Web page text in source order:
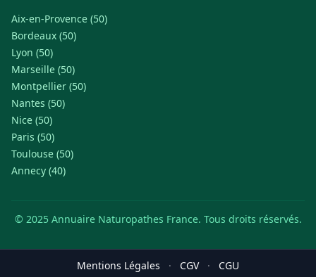
Aix-en-Provence (50)
Bordeaux (50)
Lyon (50)
Marseille (50)
Montpellier (50)
Nantes (50)
Nice (50)
Paris (50)
Toulouse (50)
Annecy (40)
© 2025 Annuaire Naturopathes France. Tous droits réservés.
Mentions Légales · CGV · CGU